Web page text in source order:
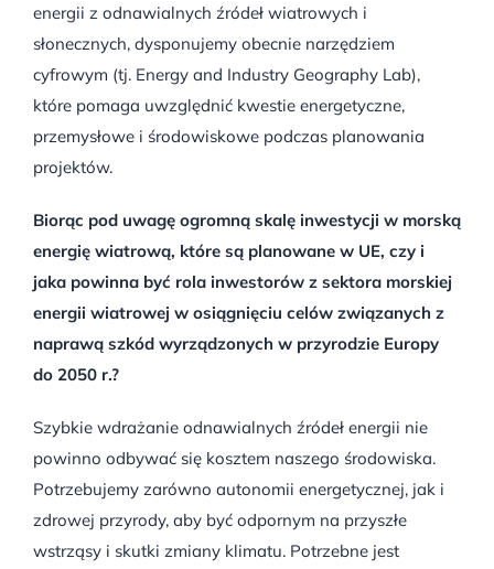
energii z odnawialnych źródeł wiatrowych i
słonecznych, dysponujemy obecnie narzędziem
cyfrowym (tj. Energy and Industry Geography Lab),
które pomaga uwzględnić kwestie energetyczne,
przemysłowe i środowiskowe podczas planowania
projektów.
Biorąc pod uwagę ogromną skalę inwestycji w morską
energię wiatrową, które są planowane w UE, czy i
jaka powinna być rola inwestorów z sektora morskiej
energii wiatrowej w osiągnięciu celów związanych z
naprawą szkód wyrządzonych w przyrodzie Europy
do 2050 r.?
Szybkie wdrażanie odnawialnych źródeł energii nie
powinno odbywać się kosztem naszego środowiska.
Potrzebujemy zarówno autonomii energetycznej, jak i
zdrowej przyrody, aby być odpornym na przyszłe
wstrząsy i skutki zmiany klimatu. Potrzebne jest